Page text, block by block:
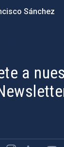
Sánchez
a